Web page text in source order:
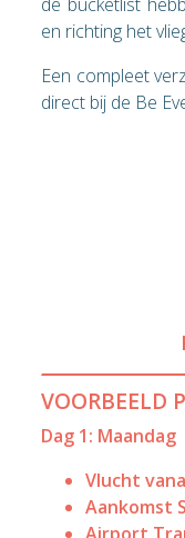
en richting het
Een compleet
direct bij de Be
VOORBEELD
Dag 1: Maandag
Vlucht
Aankomst